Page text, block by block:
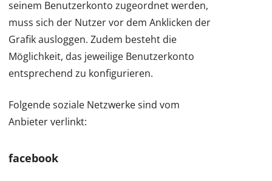
seinem Benutzerkonto zugeordnet werden,
muss sich der Nutzer vor dem Anklicken der
Grafik ausloggen. Zudem besteht die
Möglichkeit, das jeweilige Benutzerkonto
entsprechend zu konfigurieren.
Folgende soziale Netzwerke sind vom
Anbieter verlinkt:
facebook